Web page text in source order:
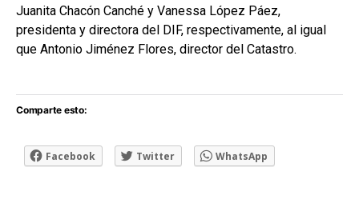
Juanita Chacón Canché y Vanessa López Páez,
presidenta y directora del DIF, respectivamente, al igual
que Antonio Jiménez Flores, director del Catastro.
Comparte esto:
Facebook Twitter WhatsApp